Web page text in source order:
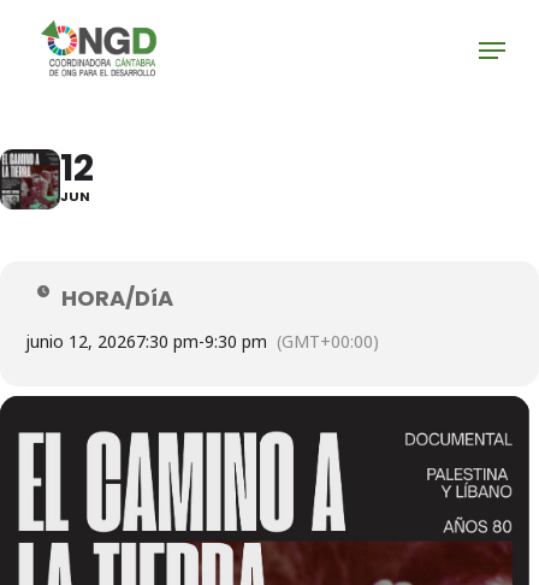
main
Menu
12
JUN
HORA/DíA
junio 12, 20267:30 pm-9:30 pm (GMT+00:00)